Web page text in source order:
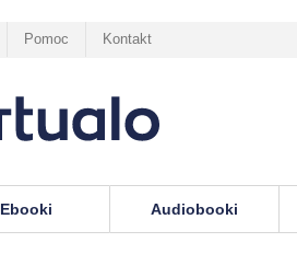
Pomoc Kontakt
Ebooki Audiobooki